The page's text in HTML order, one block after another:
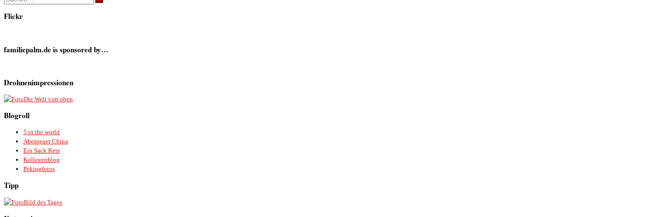
Suchen …
Flickr
familiepalm.de is sponsored by…
Drohnenimpressionen
Die Welt von oben
Blogroll
5 in the world
Abenteuer China
Ein Sack Reis
Kollegenblog
Pekingfotos
Tipp
Bild des Tages